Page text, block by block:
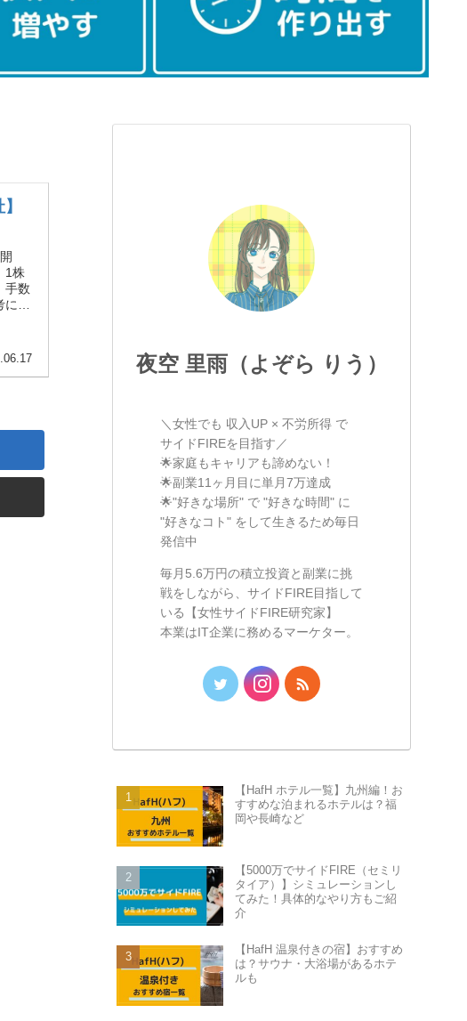
1株
手数
にし
夜空 里雨（よぞら りう）
＼女性でも 収入UP × 不労所得 で
サイドFIREを目指す／
🌟家庭もキャリアも諦めない！
🌟副業11ヶ月目に単月7万達成
🌟"好きな場所" で "好きな時間" に
"好きなコト" をして生きるため毎日
発信中
毎月5.6万円の積立投資と副業に挑
戦をしながら、サイドFIRE目指して
いる【女性サイドFIRE研究家】
本業はIT企業に務めるマーケター。
【HafH ホテル一覧】九州編！お
すすめな泊まれるホテルは？福
岡や長崎など
【5000万でサイドFIRE（セミリ
タイア）】シミュレーションし
てみた！具体的なやり方もご紹
介
【HafH 温泉付きの宿】おすすめ
は？サウナ・大浴場があるホテ
ルも